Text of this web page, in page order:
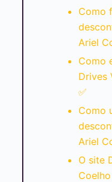
Como
Ariel
Como
Drives
✅
Como
Ariel
O site